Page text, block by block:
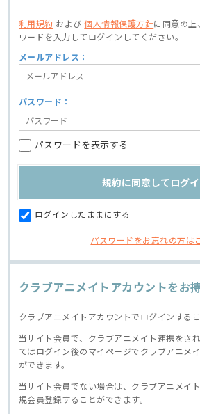
利用規約 および個人情報保護方針に同意の上、
ワードを入力してログインしてください。
メールアドレス：
パスワード：
パスワードを表示する
ログインしたままにする
パスワードをお忘れの方は
クラブアニメイトアカウントをお
クラブアニメイトアカウントでログインするこ
当サイト会員で、クラブアニメイト連携をさ
てはログイン後のマイページでクラブアニメ
ができます。
当サイト会員でない場合は、クラブアニメイ
規会員登録することができます。